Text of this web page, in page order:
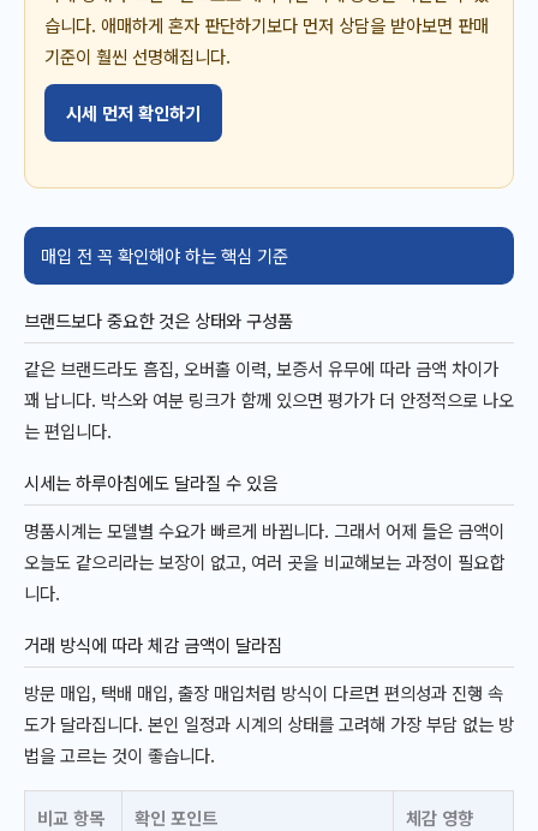
습니다. 애매하게 혼자 판단하기보다 먼저 상담을 받아보면 판매
기준이 훨씬 선명해집니다.
시세 먼저 확인하기
매입 전 꼭 확인해야 하는 핵심 기준
브랜드보다 중요한 것은 상태와 구성품
같은 브랜드라도 흠집, 오버홀 이력, 보증서 유무에 따라 금액 차이가
꽤 납니다. 박스와 여분 링크가 함께 있으면 평가가 더 안정적으로 나오
는 편입니다.
시세는 하루아침에도 달라질 수 있음
명품시계는 모델별 수요가 빠르게 바뀝니다. 그래서 어제 들은 금액이
오늘도 같으리라는 보장이 없고, 여러 곳을 비교해보는 과정이 필요합
니다.
거래 방식에 따라 체감 금액이 달라짐
방문 매입, 택배 매입, 출장 매입처럼 방식이 다르면 편의성과 진행 속
도가 달라집니다. 본인 일정과 시계의 상태를 고려해 가장 부담 없는 방
법을 고르는 것이 좋습니다.
비교 항목 확인 포인트 체감 영향